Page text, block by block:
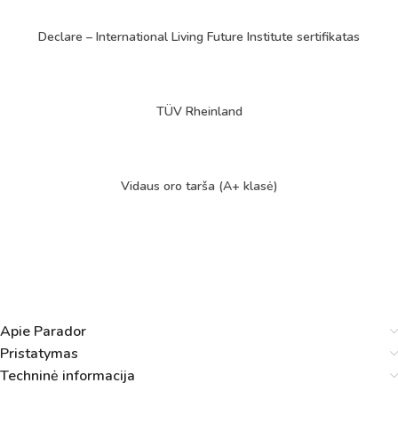
Declare – International Living Future Institute sertifikatas
TÜV Rheinland
Vidaus oro tarša (A+ klasė)
Apie Parador
Pristatymas
Techninė informacija